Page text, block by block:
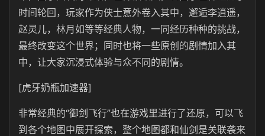
时间轮回，玩家作为侠士意外卷入其中，邂逅李逍遥，
赵灵儿，林月如等等经典人物，一同经历种种的挑战，
最终改变这个世界；同时也将一些原创的剧情加入其
中，让大家沉浸式体验与众不同的剧情。
[虎牙奶瓶加速器]
非常经典的“御剑飞行”也在游戏里进行了还原，可以飞
到各个地图中展开探索，整个地图都和仙剑是关联袭来